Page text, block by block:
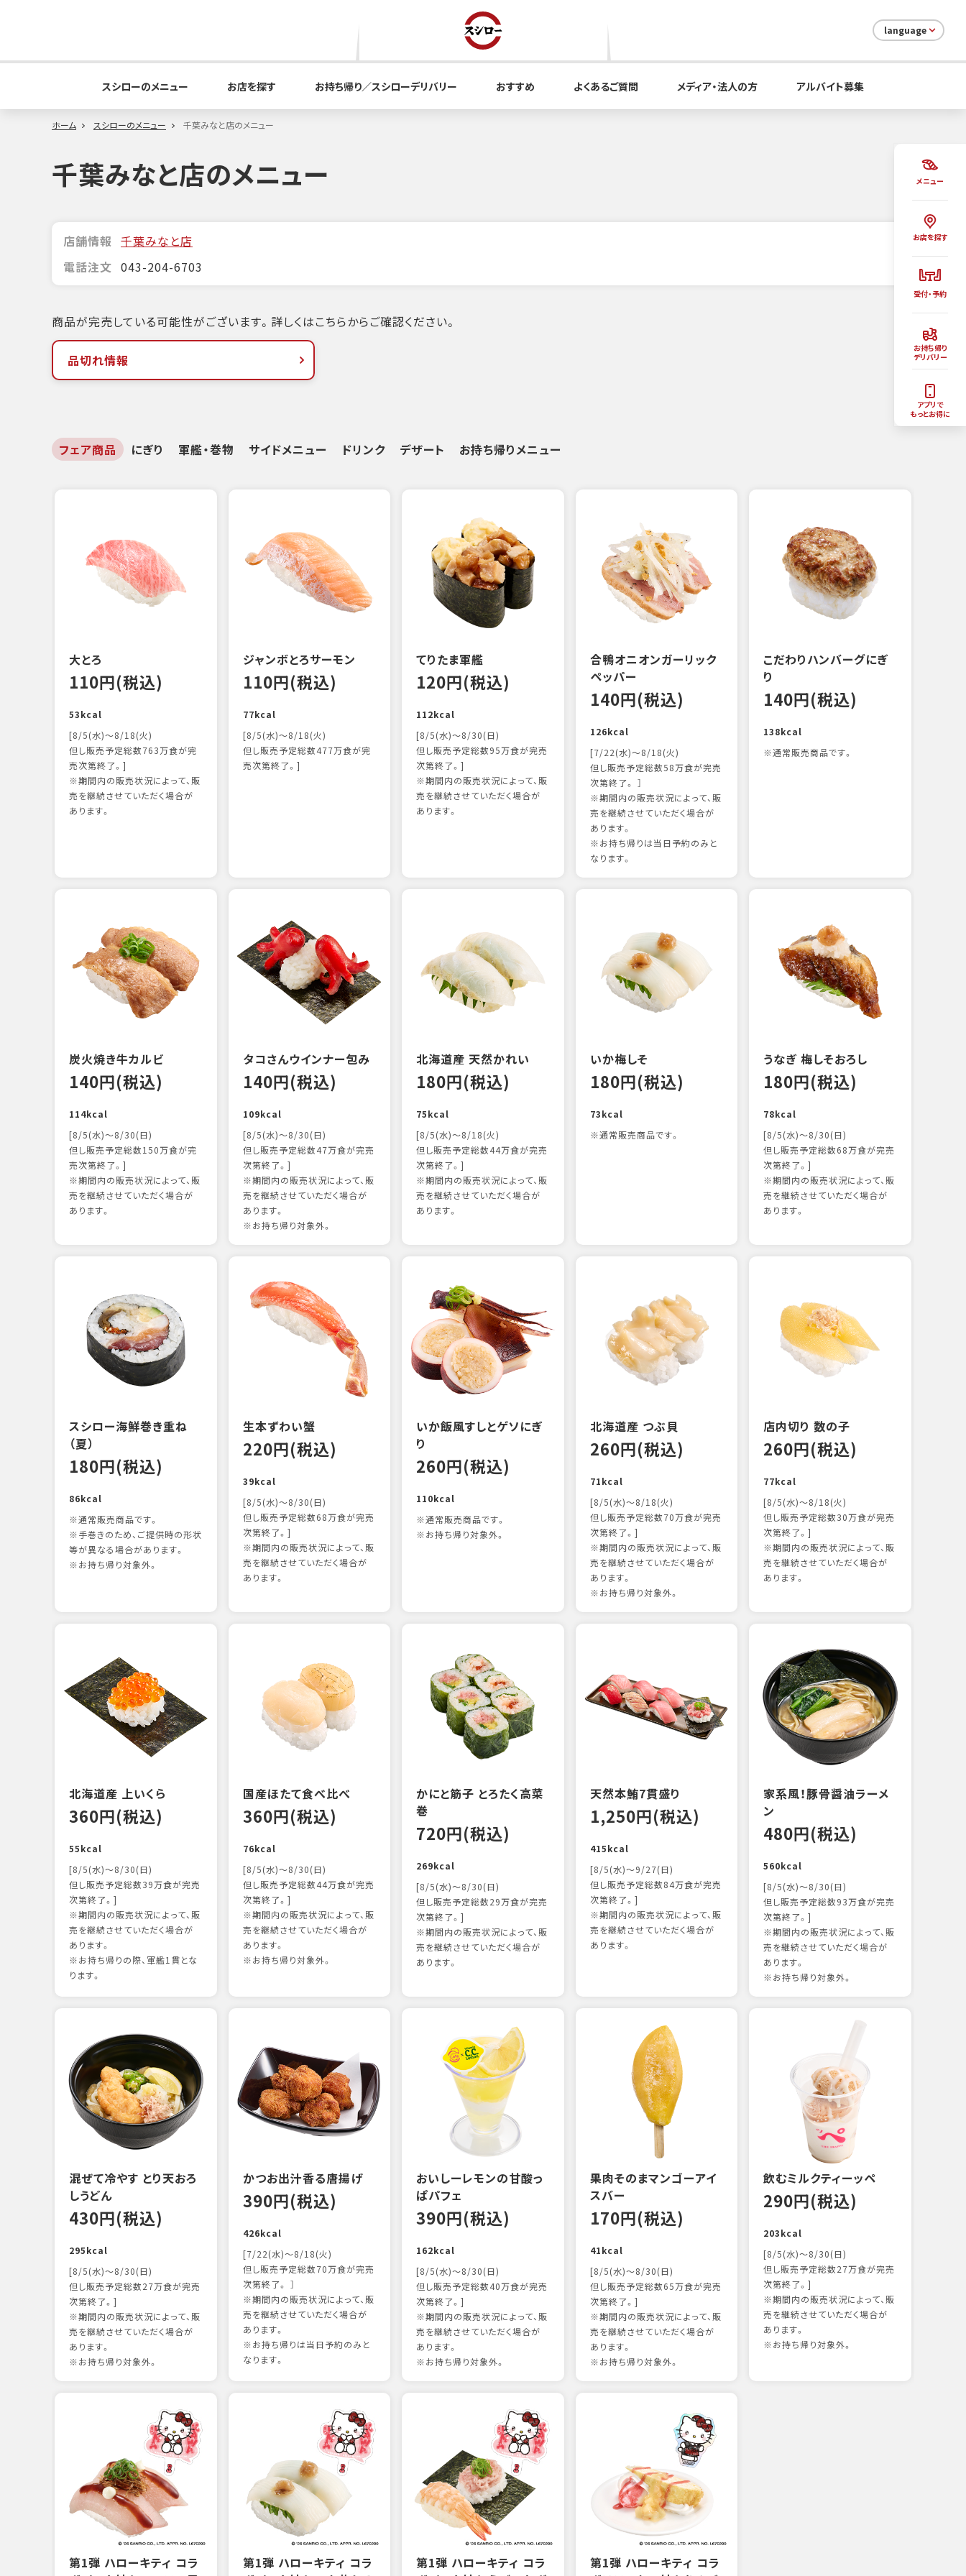
メニュー
お店を探す
受付・予約
お持ち帰り
デリバリー
アプリで
もっとお得に
language
スシローのメニュー お店を探す お持ち帰り／スシローデリバリー おすすめ よくあるご質問 メディア・法人の方 アルバイト募集
ホーム スシローのメニュー 千葉みなと店のメニュー
千葉みなと店のメニュー
店舗情報 千葉みなと店
電話注文 043-204-6703
商品が完売している可能性がございます。詳しくはこちらからご確認ください。
品切れ情報
フェア商品 にぎり 軍艦・巻物 サイドメニュー ドリンク デザート お持ち帰りメニュー
大とろ
110円(税込)
53kcal
[8/5(水)～8/18(火)
但し販売予定総数763万食が完
売次第終了。]
※期間内の販売状況によって、販
売を継続させていただく場合が
あります。
ジャンボとろサーモン
110円(税込)
77kcal
[8/5(水)～8/18(火)
但し販売予定総数477万食が完
売次第終了。]
てりたま軍艦
120円(税込)
112kcal
[8/5(水)～8/30(日)
但し販売予定総数95万食が完売
次第終了。]
※期間内の販売状況によって、販
売を継続させていただく場合が
あります。
合鴨オニオンガーリック
ペッパー
140円(税込)
126kcal
[7/22(水)～8/18(火)
但し販売予定総数58万食が完売
次第終了。 ］
※期間内の販売状況によって、販
売を継続させていただく場合が
あります。
※お持ち帰りは当日予約のみと
なります。
こだわりハンバーグにぎ
り
140円(税込)
138kcal
※通常販売商品です。
炭火焼き牛カルビ
140円(税込)
114kcal
[8/5(水)～8/30(日)
但し販売予定総数150万食が完
売次第終了。]
※期間内の販売状況によって、販
売を継続させていただく場合が
あります。
タコさんウインナー包み
140円(税込)
109kcal
[8/5(水)～8/30(日)
但し販売予定総数47万食が完売
次第終了。]
※期間内の販売状況によって、販
売を継続させていただく場合が
あります。
※お持ち帰り対象外。
北海道産 天然かれい
180円(税込)
75kcal
[8/5(水)～8/18(火)
但し販売予定総数44万食が完売
次第終了。]
※期間内の販売状況によって、販
売を継続させていただく場合が
あります。
いか梅しそ
180円(税込)
73kcal
※通常販売商品です。
うなぎ 梅しそおろし
180円(税込)
78kcal
[8/5(水)～8/30(日)
但し販売予定総数68万食が完売
次第終了。]
※期間内の販売状況によって、販
売を継続させていただく場合が
あります。
スシロー海鮮巻き重ね
（夏）
180円(税込)
86kcal
※通常販売商品です。
※手巻きのため、ご提供時の形状
等が異なる場合があります。
※お持ち帰り対象外。
生本ずわい蟹
220円(税込)
39kcal
[8/5(水)～8/30(日)
但し販売予定総数68万食が完売
次第終了。]
※期間内の販売状況によって、販
売を継続させていただく場合が
あります。
いか飯風すしとゲソにぎ
り
260円(税込)
110kcal
※通常販売商品です。
※お持ち帰り対象外。
北海道産 つぶ貝
260円(税込)
71kcal
[8/5(水)～8/18(火)
但し販売予定総数70万食が完売
次第終了。]
※期間内の販売状況によって、販
売を継続させていただく場合が
あります。
※お持ち帰り対象外。
店内切り 数の子
260円(税込)
77kcal
[8/5(水)～8/18(火)
但し販売予定総数30万食が完売
次第終了。]
※期間内の販売状況によって、販
売を継続させていただく場合が
あります。
北海道産 上いくら
360円(税込)
55kcal
[8/5(水)～8/30(日)
但し販売予定総数39万食が完売
次第終了。]
※期間内の販売状況によって、販
売を継続させていただく場合が
あります。
※お持ち帰りの際、軍艦1貫とな
ります。
国産ほたて食べ比べ
360円(税込)
76kcal
[8/5(水)～8/30(日)
但し販売予定総数44万食が完売
次第終了。]
※期間内の販売状況によって、販
売を継続させていただく場合が
あります。
※お持ち帰り対象外。
かにと筋子 とろたく高菜
巻
720円(税込)
269kcal
[8/5(水)～8/30(日)
但し販売予定総数29万食が完売
次第終了。]
※期間内の販売状況によって、販
売を継続させていただく場合が
あります。
天然本鮪7貫盛り
1,250円(税込)
415kcal
[8/5(水)～9/27(日)
但し販売予定総数84万食が完売
次第終了。]
※期間内の販売状況によって、販
売を継続させていただく場合が
あります。
家系風！豚骨醤油ラーメ
ン
480円(税込)
560kcal
[8/5(水)～8/30(日)
但し販売予定総数93万食が完売
次第終了。]
※期間内の販売状況によって、販
売を継続させていただく場合が
あります。
※お持ち帰り対象外。
混ぜて冷やす とり天おろ
しうどん
430円(税込)
295kcal
[8/5(水)～8/30(日)
但し販売予定総数27万食が完売
次第終了。]
※期間内の販売状況によって、販
売を継続させていただく場合が
あります。
※お持ち帰り対象外。
かつお出汁香る唐揚げ
390円(税込)
426kcal
[7/22(水)～8/18(火)
但し販売予定総数70万食が完売
次第終了。 ］
※期間内の販売状況によって、販
売を継続させていただく場合が
あります。
※お持ち帰りは当日予約のみと
なります。
おいしーレモンの甘酸っ
ぱパフェ
390円(税込)
162kcal
[8/5(水)～8/30(日)
但し販売予定総数40万食が完売
次第終了。]
※期間内の販売状況によって、販
売を継続させていただく場合が
あります。
※お持ち帰り対象外。
果肉そのまマンゴーアイ
スバー
170円(税込)
41kcal
[8/5(水)～8/30(日)
但し販売予定総数65万食が完売
次第終了。]
※期間内の販売状況によって、販
売を継続させていただく場合が
あります。
※お持ち帰り対象外。
飲むミルクティーッペ
290円(税込)
203kcal
[8/5(水)～8/30(日)
但し販売予定総数27万食が完売
次第終了。]
※期間内の販売状況によって、販
売を継続させていただく場合が
あります。
※お持ち帰り対象外。
第1弾 ハローキティ コラ
第1弾 ハローキティ コラ
第1弾 ハローキティ コラ
第1弾 ハローキティ コラ